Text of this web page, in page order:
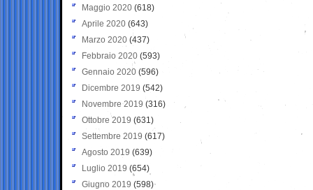
Maggio 2020 (618)
Aprile 2020 (643)
Marzo 2020 (437)
Febbraio 2020 (593)
Gennaio 2020 (596)
Dicembre 2019 (542)
Novembre 2019 (316)
Ottobre 2019 (631)
Settembre 2019 (617)
Agosto 2019 (639)
Luglio 2019 (654)
Giugno 2019 (598)